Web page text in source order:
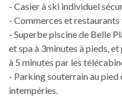
- Casier à ski individuel
- Commerces et
- Superbe piscine de Belle
et spa à 3minutes à pieds,
à 5 minutes par les
- Parking souterrain au pied
intempéries.